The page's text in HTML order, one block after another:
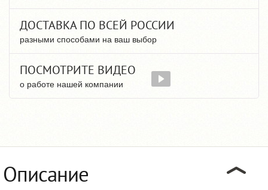
ДОСТАВКА ПО ВСЕЙ РОССИИ
разными способами на ваш выбор
ПОСМОТРИТЕ ВИДЕО
о работе нашей компании
Описание